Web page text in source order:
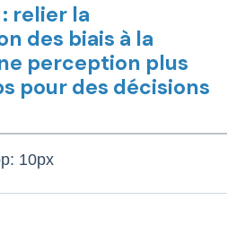
relier la
des biais à la
perception plus
pour des décisions
10px